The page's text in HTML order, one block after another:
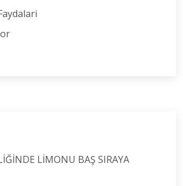
LİMONU BAŞ SIRAYA